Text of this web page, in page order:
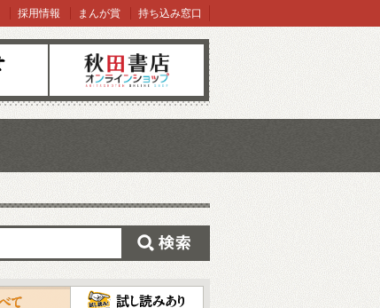
オンラインショップ
採用情報 まんが賞 持ち込み窓口